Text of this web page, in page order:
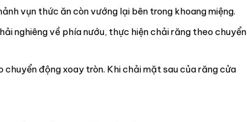
vụn thức ăn còn vướng lại bên trong khoang miệng.
nghiêng về phía nướu, thực hiện chải răng theo chuyển
động xoay tròn. Khi chải mặt sau của răng cửa